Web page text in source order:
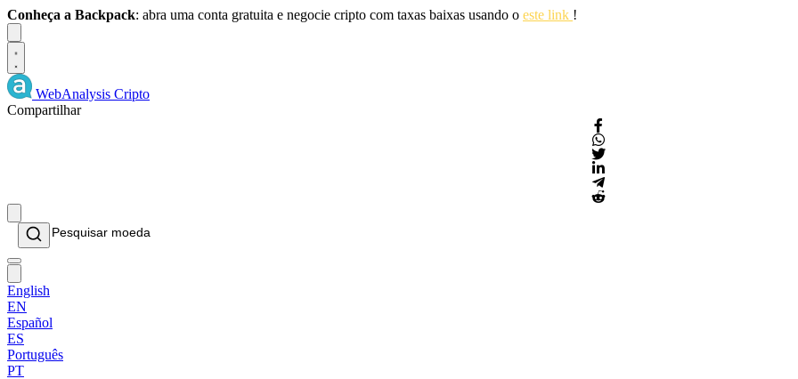
Conheça a Backpack: abra uma conta gratuita e negocie cripto com taxas baixas usando o este link !
WebAnalysis Cripto
Compartilhar
English
EN
Español
ES
Português
PT